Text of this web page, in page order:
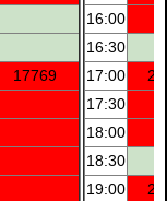
17769
16:00
16:30
17:00
17:30
18:00
18:30
19:00